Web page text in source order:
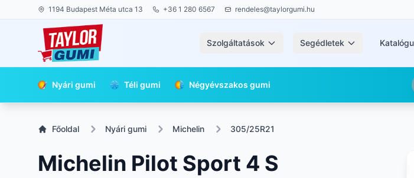
1194 Budapest Méta utca 13 +36 1 280 6567 rendeles@taylorgumi.hu
Szolgáltatások Segédletek
Nyári gumi Téli gumi Négyévszakos gumi
Főoldal Nyári gumi Michelin 305/25R21
Michelin Pilot Sport 4 S